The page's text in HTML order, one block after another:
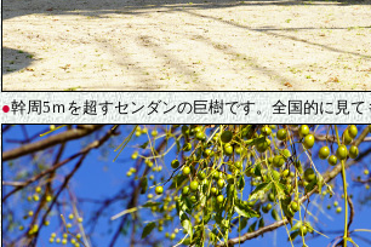
●幹周5ｍを超すセンダンの巨樹です。全国的に見